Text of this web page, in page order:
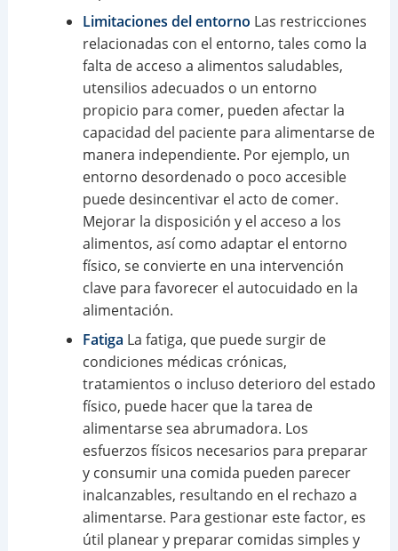
Limitaciones del entorno Las restricciones
relacionadas con el entorno, tales como la
falta de acceso a alimentos saludables,
utensilios adecuados o un entorno
propicio para comer, pueden afectar la
capacidad del paciente para alimentarse de
manera independiente. Por ejemplo, un
entorno desordenado o poco accesible
puede desincentivar el acto de comer.
Mejorar la disposición y el acceso a los
alimentos, así como adaptar el entorno
físico, se convierte en una intervención
clave para favorecer el autocuidado en la
alimentación.
Fatiga La fatiga, que puede surgir de
condiciones médicas crónicas,
tratamientos o incluso deterioro del estado
físico, puede hacer que la tarea de
alimentarse sea abrumadora. Los
esfuerzos físicos necesarios para preparar
y consumir una comida pueden parecer
inalcanzables, resultando en el rechazo a
alimentarse. Para gestionar este factor, es
útil planear y preparar comidas simples y